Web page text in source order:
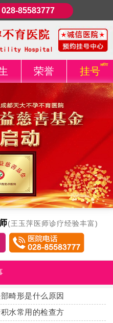
028-85583777
荣誉 挂号
(王玉萍医师诊疗经验丰富)
畸形是什么原因
水常用的检查方